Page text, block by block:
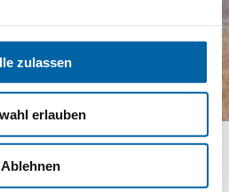
zulassen
erlauben
Ablehnen